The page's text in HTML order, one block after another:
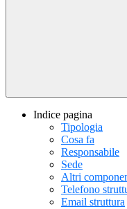
Indice pagina
Tipologia
Cosa fa
Responsabile
Sede
Altri
Telefono
Email struttura